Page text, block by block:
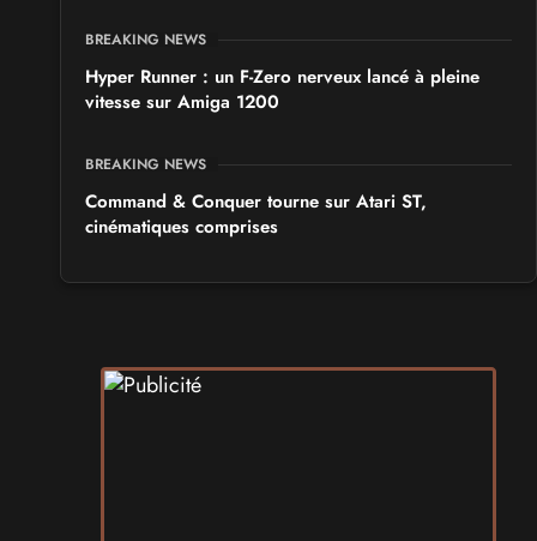
BREAKING NEWS
Hyper Runner : un F-Zero nerveux lancé à pleine
vitesse sur Amiga 1200
BREAKING NEWS
Command & Conquer tourne sur Atari ST,
cinématiques comprises